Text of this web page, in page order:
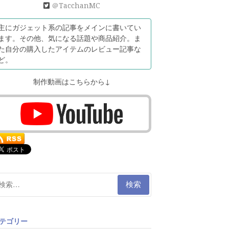
＠TacchanMC
にガジェット系の記事をメインに書いてい
ます。その他、気になる話題や商品紹介。ま
自分の購入したアイテムのレビュー記事な
。
制作動画はこちらから↓
ゴリー